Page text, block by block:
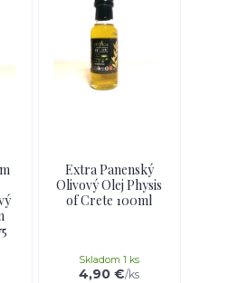
Extra Panenský
Olivový Olej Physis
of Crete 100ml
4,90 €/ks
Skladom 1 ks